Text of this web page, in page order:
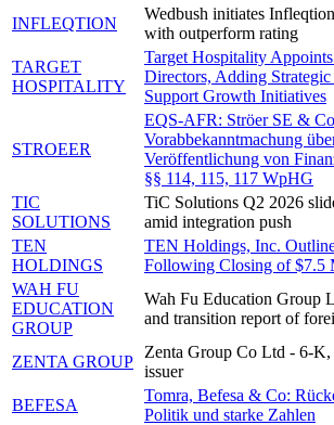
INFLEQTION
Wedbush initiates
with outperform rating
TARGET
HOSPITALITY
Target Hospitality
Directors, Adding
Support Growth Initiatives
STROEER
EQS-AFR: Ströer SE &
Vorabbekanntmachung
Veröffentlichung von
§§ 114, 115, 117 WpHG
TIC
SOLUTIONS
TiC Solutions Q2 2026
amid integration push
TEN
HOLDINGS
TEN Holdings, Inc.
Following Closing of $7.5
WAH FU
EDUCATION
GROUP
Wah Fu Education Group
and transition report of
ZENTA GROUP
Zenta Group Co Ltd - 6-
issuer
BEFESA
Tomra, Befesa & Co:
Politik und starke Zahlen